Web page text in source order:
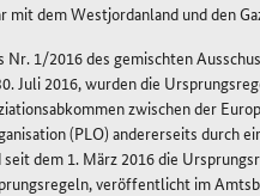
mit dem Westjordanland und den
Nr. 1/2016 des gemischten
Juli 2016, wurden die
zwischen der
(PLO) andererseits durch
seit dem 1. März 2016 die
veröffentlicht im